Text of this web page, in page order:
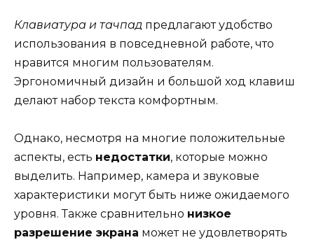
Клавиатура и тачпад предлагают удобство
использования в повседневной работе, что
нравится многим пользователям.
Эргономичный дизайн и большой ход клавиш
делают набор текста комфортным.
Однако, несмотря на многие положительные
аспекты, есть недостатки, которые можно
выделить. Например, камера и звуковые
характеристики могут быть ниже ожидаемого
уровня. Также сравнительно низкое
разрешение экрана может не удовлетворять